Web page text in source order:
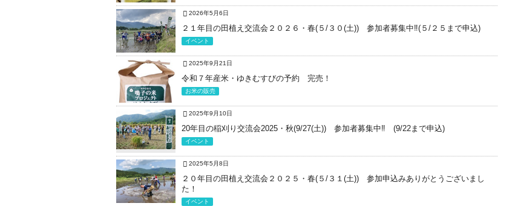
2026年5月6日
２１年目の田植え交流会２０２６・春(５/３０(土)) 参加者募集中‼(５/２５まで申込)
イベント
2025年9月21日
令和７年産米・ゆきむすびの予約 完売！
お米の販売
2025年9月10日
20年目の稲刈り交流会2025・秋(9/27(土)) 参加者募集中‼ (9/22まで申込)
イベント
2025年5月8日
２０年目の田植え交流会２０２５・春(５/３１(土)) 参加申込みありがとうございまし
た！
イベント